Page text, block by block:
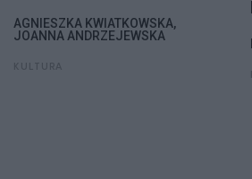
AGNIESZKA KWIATKOWSKA,
JOANNA ANDRZEJEWSKA